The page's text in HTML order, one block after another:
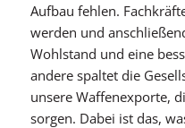
Aufbau fehlen.
werden und
Wohlstand und eine
andere spaltet die
unsere Waffenexporte,
sorgen. Dabei ist das,